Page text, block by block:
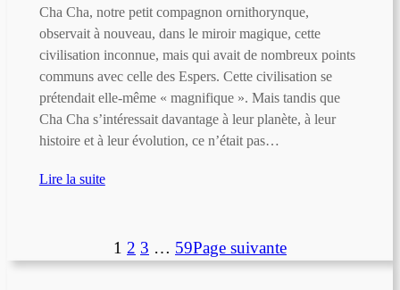
Cha Cha, notre petit compagnon ornithorynque,
observait à nouveau, dans le miroir magique, cette
civilisation inconnue, mais qui avait de nombreux points
communs avec celle des Espers. Cette civilisation se
prétendait elle-même « magnifique ». Mais tandis que
Cha Cha s’intéressait davantage à leur planète, à leur
histoire et à leur évolution, ce n’était pas…
Lire la suite
1 2 3 … 59Page suivante